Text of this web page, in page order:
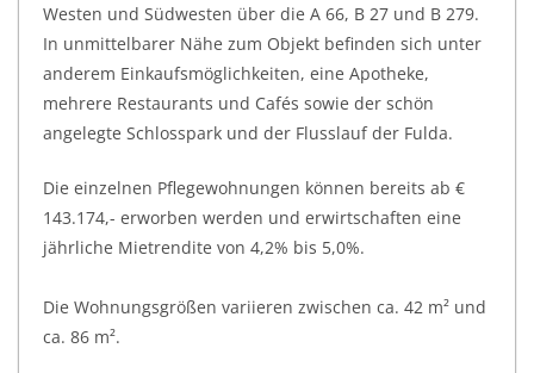
Westen und Südwesten über die A 66, B 27 und B 279.
In unmittelbarer Nähe zum Objekt befinden sich unter
anderem Einkaufsmöglichkeiten, eine Apotheke,
mehrere Restaurants und Cafés sowie der schön
angelegte Schlosspark und der Flusslauf der Fulda.
Die einzelnen Pflegewohnungen können bereits ab €
143.174,- erworben werden und erwirtschaften eine
jährliche Mietrendite von 4,2% bis 5,0%.
Die Wohnungsgrößen variieren zwischen ca. 42 m² und
ca. 86 m².